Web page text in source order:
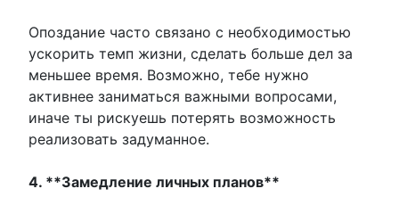
Опоздание часто связано с необходимостью
ускорить темп жизни, сделать больше дел за
меньшее время. Возможно, тебе нужно
активнее заниматься важными вопросами,
иначе ты рискуешь потерять возможность
реализовать задуманное.
4. **Замедление личных планов**